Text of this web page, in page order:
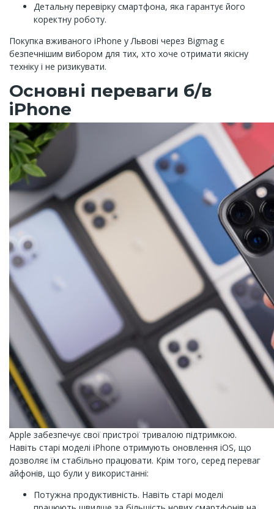
Детальну перевірку смартфона, яка гарантує його
коректну роботу.
Покупка вживаного iPhone у Львові через Bigmag є
безпечнішим вибором для тих, хто хоче отримати якісну
техніку і не ризикувати.
Основні переваги б/в
iPhone
Apple забезпечує свої пристрої тривалою підтримкою.
Навіть старі моделі iPhone отримують оновлення iOS, що
дозволяє їм стабільно працювати. Крім того, серед переваг
айфонів, що були у використанні:
Потужна продуктивність. Навіть старі моделі